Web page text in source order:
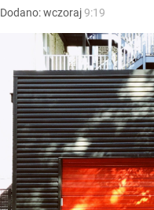
Dodano:wczoraj9:19